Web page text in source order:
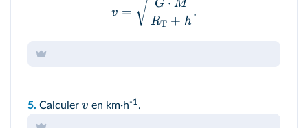
v =
RT + h
G M
.
5. Calculer v en km·h-1 .